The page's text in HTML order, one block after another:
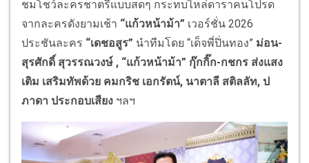
ชมโชว์ละครชาตรีแบบสดๆ กระทบไหล่ดาราคนโปรด
จากละครดังยามเช้า “แก้วหน้าม้า” เวอร์ชั่น 2026
ประชันละคร “เดชอสูร” นำทีมโดย “เด็จพี่ปิ่นทอง” ม่อน-
สุรศักดิ์ สุวรรณวงษ์ , “แก้วหน้าม้า” กุ๊กกิ๊ก-กชกร ส่งแสง
เติม เสริมทัพด้วย คมกริช เอกรัตน์, นาตาลี สติลลัท, ป
ภาดา ประกอบเสียง ฯลฯ